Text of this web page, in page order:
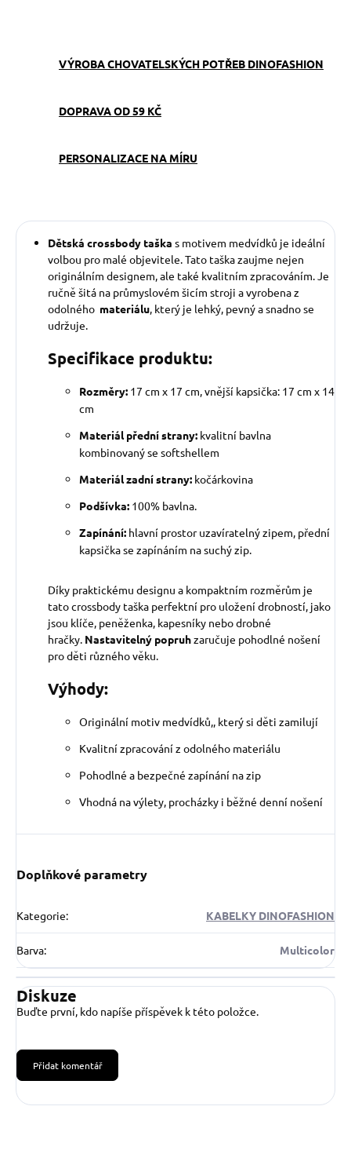
VÝROBA CHOVATELSKÝCH POTŘEB DINOFASHION
DOPRAVA OD 59 KČ
PERSONALIZACE NA MÍRU
Dětská crossbody taška s motivem medvídků je ideální
volbou pro malé objevitele. Tato taška zaujme nejen
originálním designem, ale také kvalitním zpracováním. Je
ručně šitá na průmyslovém šicím stroji a vyrobena z
odolného materiálu, který je lehký, pevný a snadno se
udržuje.
Specifikace produktu:
Rozměry: 17 cm x 17 cm, vnější kapsička: 17 cm x 14
cm
Materiál přední strany: kvalitní bavlna
kombinovaný se softshellem
Materiálzadní strany: kočárkovina
Podšívka: 100% bavlna.
Zapínání: hlavní prostor uzavíratelný zipem, přední
kapsička se zapínáním na suchý zip.
Díky praktickému designu a kompaktním rozměrům je
tato crossbody taška perfektní pro uložení drobností, jako
jsou klíče, peněženka, kapesníky nebo drobné
hračky. Nastavitelný popruhzaručuje pohodlné nošení
pro děti různého věku.
Výhody:
Originální motiv medvídků,, který si děti zamilují
Kvalitní zpracování z odolného materiálu
Pohodlné a bezpečné zapínání na zip
Vhodná na výlety, procházky i běžné denní nošení
Doplňkové parametry
Kategorie: KABELKY DINOFASHION
Barva: Multicolor
Diskuze
Buďte první, kdo napíše příspěvek k této položce.
Přidat komentář